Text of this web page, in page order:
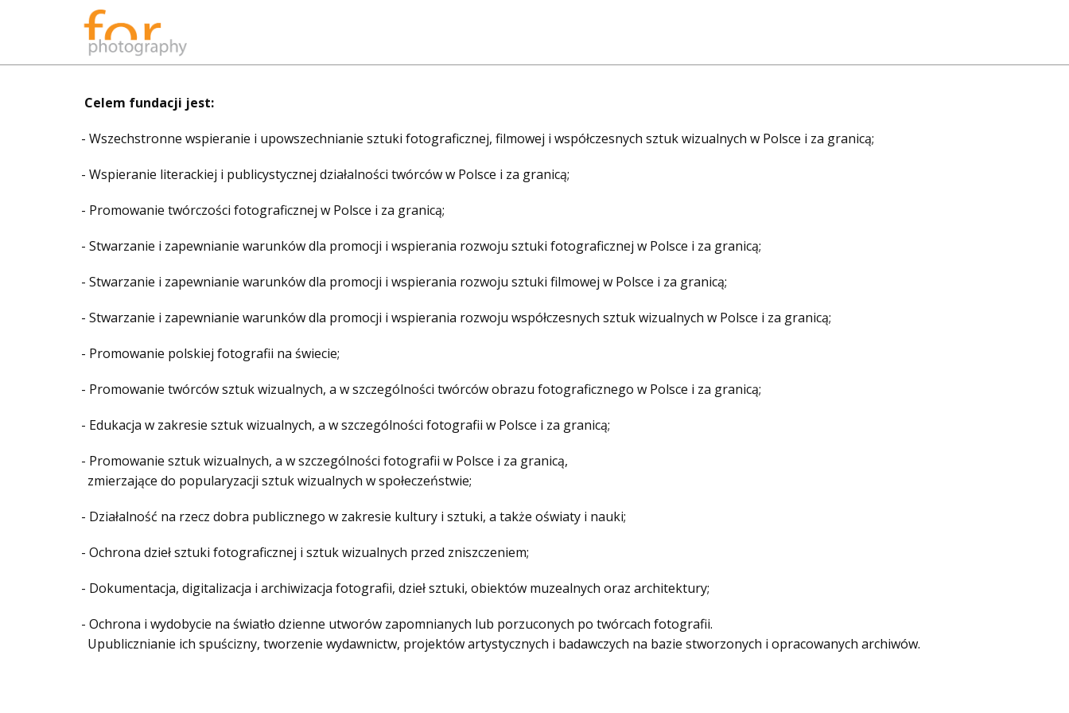
Celem fundacji jest:
- Wszechstronne wspieranie i upowszechnianie sztuki fotograficznej, filmowej i współczesnych sztuk wizualnych w Polsce i za granicą;
- Wspieranie literackiej i publicystycznej działalności twórców w Polsce i za granicą;
- Promowanie twórczości fotograficznej w Polsce i za granicą;
- Stwarzanie i zapewnianie warunków dla promocji i wspierania rozwoju sztuki fotograficznej w Polsce i za granicą;
- Stwarzanie i zapewnianie warunków dla promocji i wspierania rozwoju sztuki filmowej w Polsce i za granicą;
- Stwarzanie i zapewnianie warunków dla promocji i wspierania rozwoju współczesnych sztuk wizualnych w Polsce i za granicą;
- Promowanie polskiej fotografii na świecie;
- Promowanie twórców sztuk wizualnych, a w szczególności twórców obrazu fotograficznego w Polsce i za granicą;
- Edukacja w zakresie sztuk wizualnych, a w szczególności fotografii w Polsce i za granicą;
- Promowanie sztuk wizualnych, a w szczególności fotografii w Polsce i za granicą,
zmierzające do popularyzacji sztuk wizualnych w społeczeństwie;
- Działalność na rzecz dobra publicznego w zakresie kultury i sztuki, a także oświaty i nauki;
- Ochrona dzieł sztuki fotograficznej i sztuk wizualnych przed zniszczeniem;
- Dokumentacja, digitalizacja i archiwizacja fotografii, dzieł sztuki, obiektów muzealnych oraz architektury;
- Ochrona i wydobycie na światło dzienne utworów zapomnianych lub porzuconych po twórcach fotografii.
Upublicznianie ich spuścizny, tworzenie wydawnictw, projektów artystycznych i badawczych na bazie stworzonych i opracowanych archiwów.